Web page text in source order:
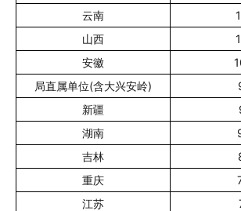
云南
山西
安徽
局直属单位(含大兴安岭)
新疆
湖南
吉林
重庆
江苏